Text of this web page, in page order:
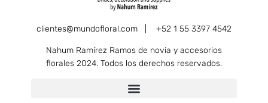
clientes@mundofloral.com | +52 1 55 3397 4542
Nahum Ramírez Ramos de novia y accesorios
florales 2024. Todos los derechos reservados.